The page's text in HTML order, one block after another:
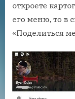
откроете
его меню, то в
«Поделиться